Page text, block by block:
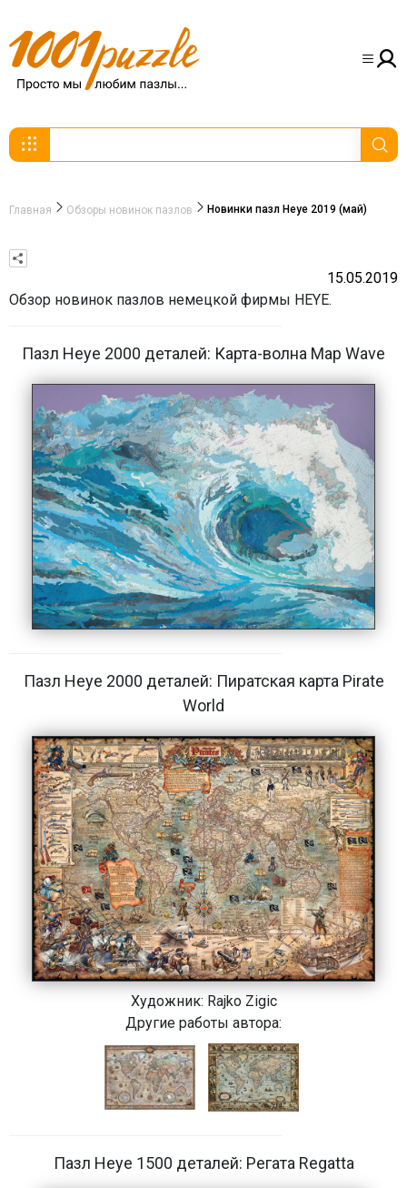
Главная Обзоры новинок пазлов Новинки пазл Heye 2019 (май)
15.05.2019
Обзор новинок пазлов немецкой фирмы HEYE.
Пазл Heye 2000 деталей: Карта-волна Map Wave
Пазл Heye 2000 деталей: Пиратская карта Pirate
World
Художник: Rajko Zigic
Другие работы автора:
Пазл Heye 1500 деталей: Регата Regatta